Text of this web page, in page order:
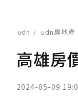
udn udn房地產
高雄房
2024-05-09